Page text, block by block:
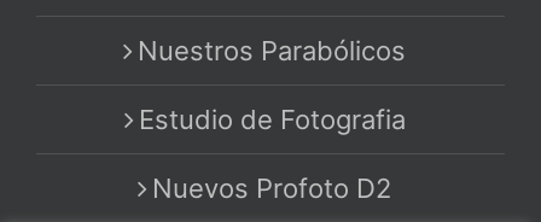
Nuestros Parabólicos
Estudio de Fotografia
Nuevos Profoto D2